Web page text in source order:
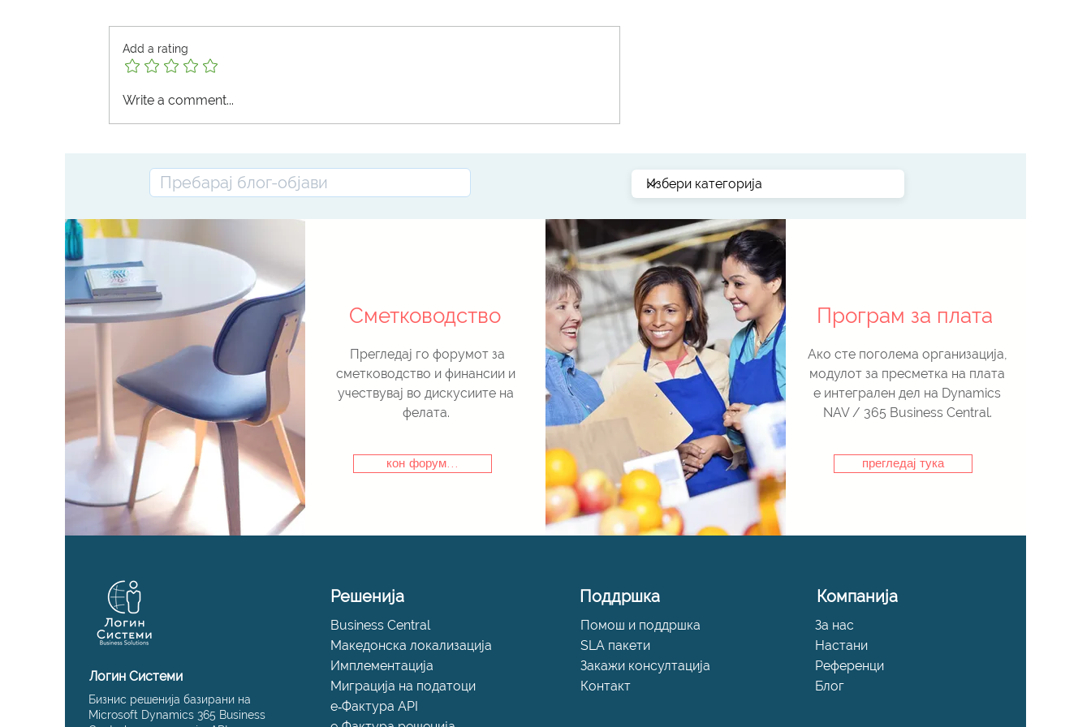
Add a rating
Write a comment...
Сметководство
Прегледај го форумот за
сметководство и финансии и
учествувај во дискусиите на
фелата.
кон форум...
Програм за плата
Ако сте поголема организација,
модулот за пресметка на плата
е интегрален дел на Dynamics
NAV / 365 Business Central.
прегледај тука
Логин Системи
Бизнис решенија базирани на
Microsoft Dynamics 365 Business
Решенија
Business Central
Македонска локализација
Имплементација
Миграција на податоци
е‑Фактура API
Поддршка
Помош и поддршка
SLA пакети
Закажи консултација
Контакт
Компанија
За нас
Настани
Референци
Блог